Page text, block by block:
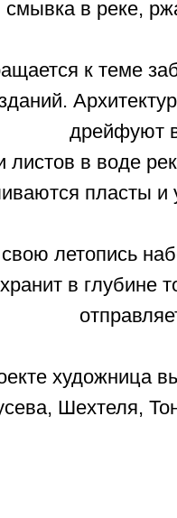
в реке,
к теме
дрейфуют
листов в воде
пласты
летопись
в глубине
художница
Шехтеля,